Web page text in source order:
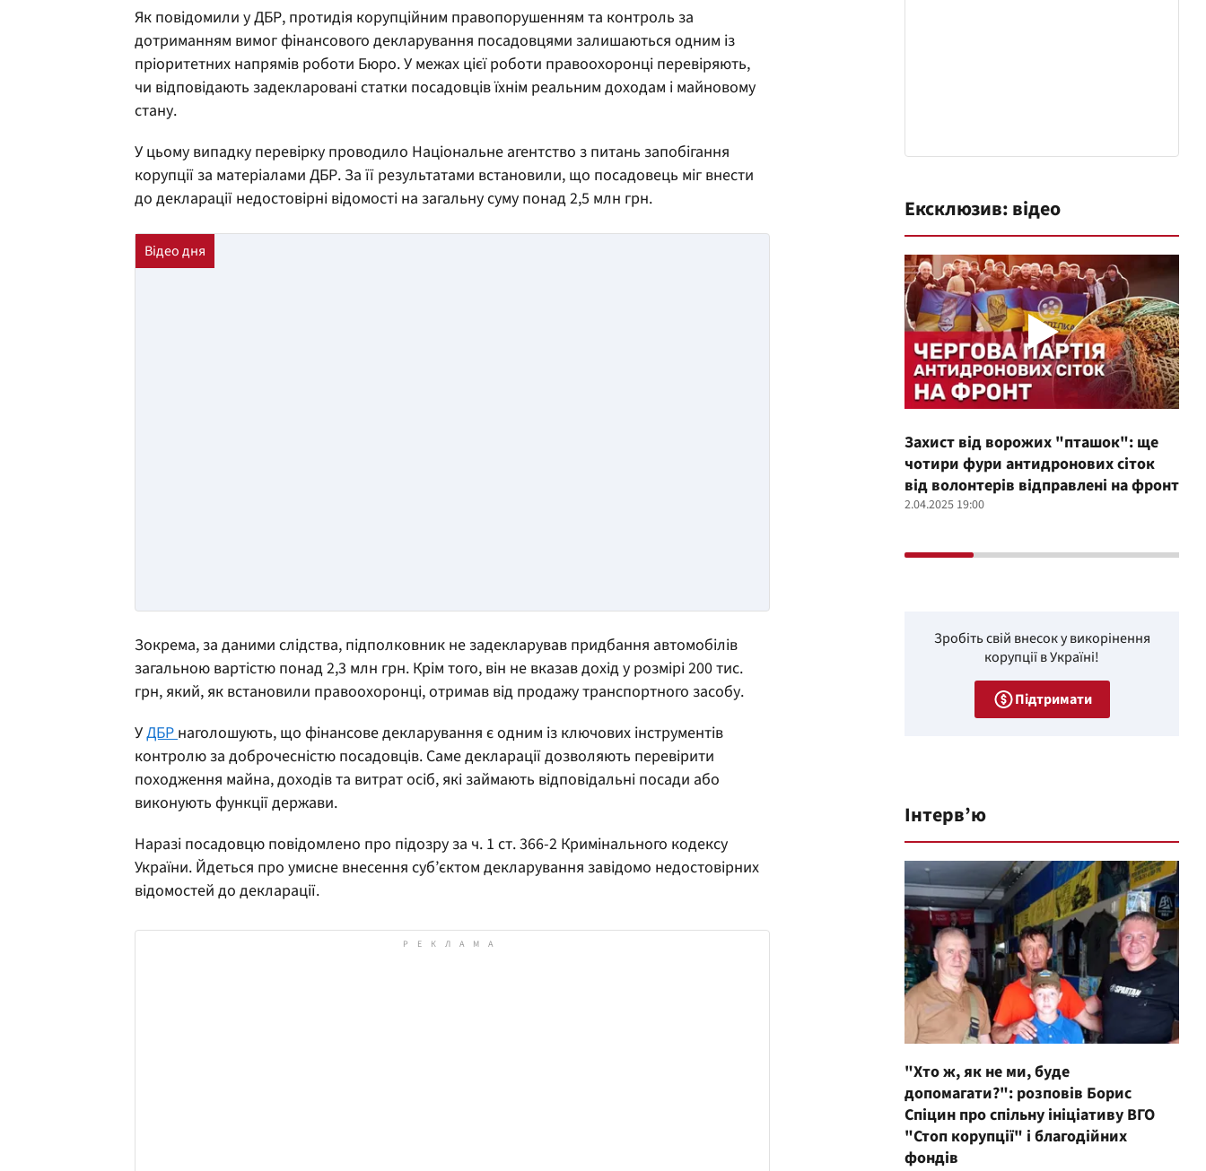
Як повідомили у ДБР, протидія корупційним правопорушенням та контроль за
дотриманням вимог фінансового декларування посадовцями залишаються одним із
пріоритетних напрямів роботи Бюро. У межах цієї роботи правоохоронці перевіряють,
чи відповідають задекларовані статки посадовців їхнім реальним доходам і майновому
стану.
У цьому випадку перевірку проводило Національне агентство з питань запобігання
корупції за матеріалами ДБР. За її результатами встановили, що посадовець міг внести
до декларації недостовірні відомості на загальну суму понад 2,5 млн грн.
Зокрема, за даними слідства, підполковник не задекларував придбання автомобілів
загальною вартістю понад 2,3 млн грн. Крім того, він не вказав дохід у розмірі 200 тис.
грн, який, як встановили правоохоронці, отримав від продажу транспортного засобу.
УДБР наголошують, що фінансове декларування є одним із ключових інструментів
контролю за доброчесністю посадовців. Саме декларації дозволяють перевірити
походження майна, доходів та витрат осіб, які займають відповідальні посади або
виконують функції держави.
Наразі посадовцю повідомлено про підозру за ч. 1 ст. 366-2 Кримінального кодексу
України. Йдеться про умисне внесення суб’єктом декларування завідомо недостовірних
відомостей до декларації.
Ексклюзив: відео
Захист від ворожих "пташок": ще
чотири фури антидронових сіток
від волонтерів відправлені на фронт
2.04.2025 19:00
Зробіть свій внесок у викорінення
корупції в Україні!
Підтримати
Інтерв’ю
"Хто ж, як не ми, буде
допомагати?": розповів Борис
Спіцин про спільну ініціативу ВГО
"Стоп корупції" і благодійних
фондів